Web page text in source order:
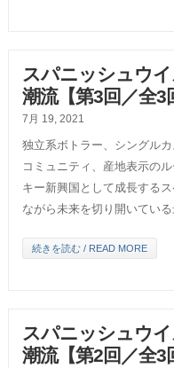
スパニッシュウ
潮流【第3回／全3
7月 19, 2021
独立系ボトラー、シングル
コミュニティ、産地表示の
キー新興国として成長する
ながら未来を切り開いている
続きを読む / READ MORE
スパニッシュウ
潮流【第2回／全3